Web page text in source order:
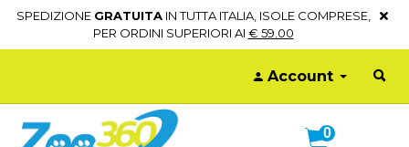
SPEDIZIONE GRATUITAIN TUTTA ITALIA, ISOLE COMPRESE,
PER ORDINI SUPERIORI AI € 59.00
Account
0